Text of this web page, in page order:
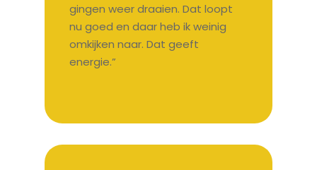
gingen weer draaien. Dat loopt
nu goed en daar heb ik weinig
omkijken naar. Dat geeft
energie.”